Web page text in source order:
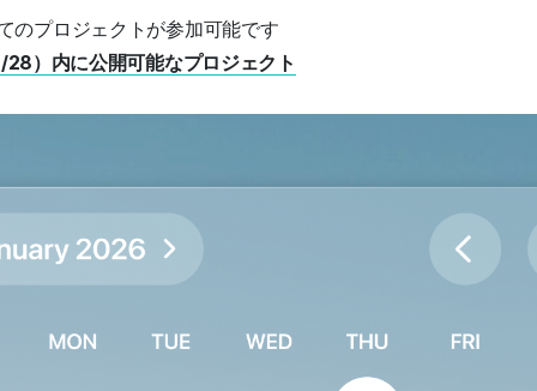
のプロジェクトが参加可能です
28）内に公開可能なプロジェクト